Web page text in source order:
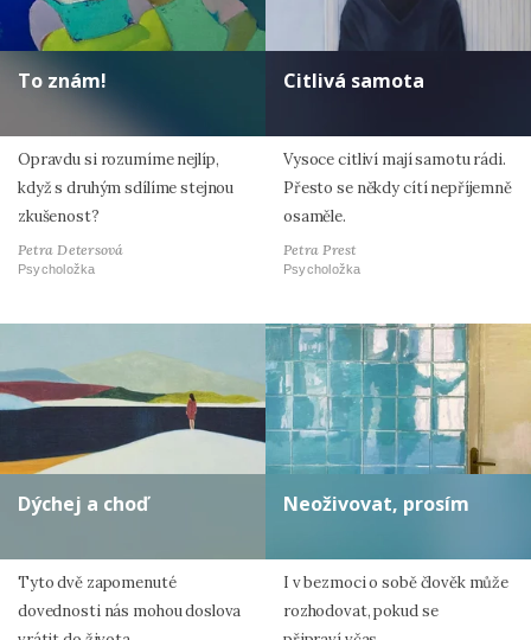
To znám!
Opravdu si rozumíme nejlíp,
když s druhým sdílíme stejnou
zkušenost?
Petra Detersová
Psycholožka
Citlivá samota
Vysoce citliví mají samotu rádi.
Přesto se někdy cítí nepříjemně
osaměle.
Petra Prest
Psycholožka
Dýchej a choď
Tyto dvě zapomenuté
dovednosti nás mohou doslova
Neoživovat, prosím
I v bezmoci o sobě člověk může
rozhodovat, pokud se